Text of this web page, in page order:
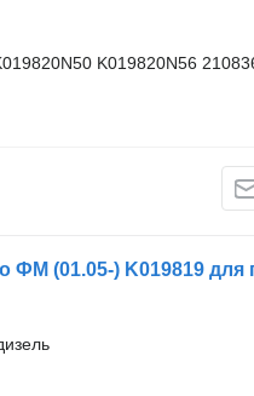
K019820N56